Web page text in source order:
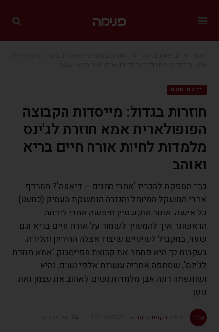
בריאות ותזונה
חוזרות בגדול: מייסדות הקבוצה
הפופולארית אמא חוזרת לג'ינס
מלמדות לחיות אורח חיים בריא
ואוהב
כבר הספקת להכריז 'אחרי החגים – דיאטה'? המרדף
אחרי המשקל המיוחל והגזרה הנחשקת מעסיק (כמעט)
כל אישה. אונור אוקשטיין חיפשה אחרי לידתה
הראשונה איך להמשיך לשמור על אורח חיים בריא וגם
שפוי, במקביל לשינויים שיצרו אצלה ההיריון והלידה.
בעקבות כך היא פתחה את קבוצת הפייסבוק 'אמא חוזרת
לג'ינס', שסחפה אחריה עשרות אלפי נשים, והיא
ושותפתה רונה אבן מלמדות נשים לאהוב את עצמן ואת
גופן
רקפת גרוס